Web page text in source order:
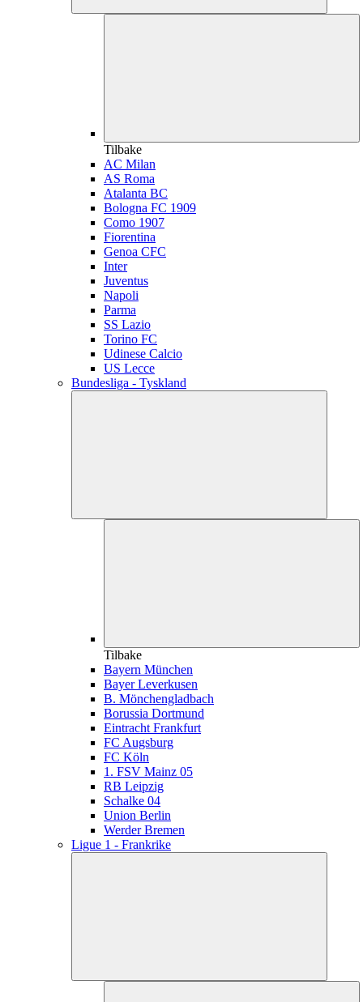
Tilbake
AC Milan
AS Roma
Atalanta BC
Bologna FC 1909
Como 1907
Fiorentina
Genoa CFC
Inter
Juventus
Napoli
Parma
SS Lazio
Torino FC
Udinese Calcio
US Lecce
Bundesliga - Tyskland
Tilbake
Bayern München
Bayer Leverkusen
B. Mönchengladbach
Borussia Dortmund
Eintracht Frankfurt
FC Augsburg
FC Köln
1. FSV Mainz 05
RB Leipzig
Schalke 04
Union Berlin
Werder Bremen
Ligue 1 - Frankrike